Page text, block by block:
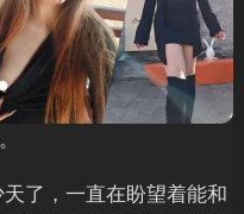
了，一直在盼望着能和